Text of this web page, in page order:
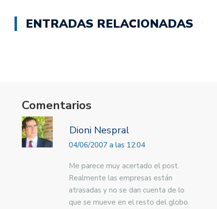
ENTRADAS RELACIONADAS
Comentarios
Dioni Nespral
04/06/2007 a las 12:04
Me parece muy acertado el post.
Realmente las empresas están
atrasadas y no se dan cuenta de lo
que se mueve en el resto del globo.